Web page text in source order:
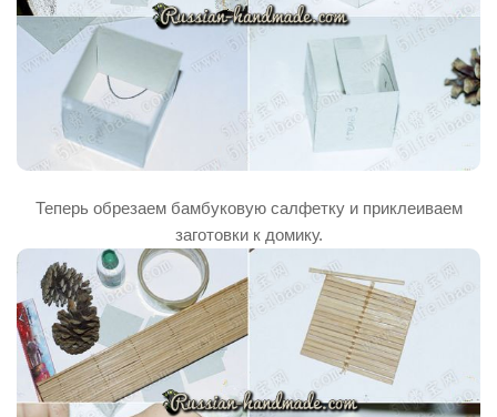
Теперь обрезаем бамбуковую салфетку и приклеиваем
заготовки к домику.